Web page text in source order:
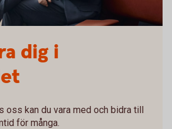
dig i
oss kan du vara med och bidra till
för många.